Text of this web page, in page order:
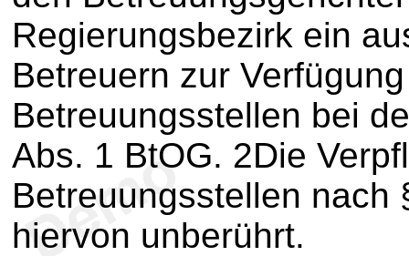
Regierungsbezirk ein
Betreuern zur
Betreuungsstellen bei
Abs. 1 BtOG. 2Die
Betreuungsstellen nach
hiervon unberührt.